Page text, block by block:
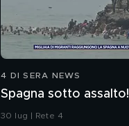
4 DI SERA NEWS
Spagna sotto assalto!
30 lug | Rete 4